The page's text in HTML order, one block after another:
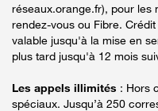
réseaux.orange.fr), pour les
rendez-vous ou Fibre.
valable jusqu'à la mise en
plus tard jusqu'à 12 mois
Les appels illimités : Hors
spéciaux. Jusqu’à 250